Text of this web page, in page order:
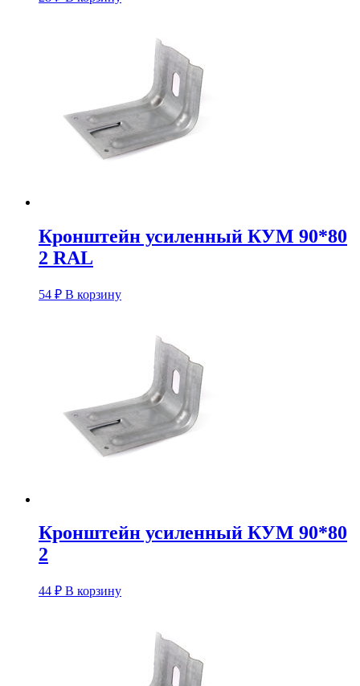
Кронштейн усиленный КУM 90*80
2 RAL
54 ₽ В корзину
Кронштейн усиленный КУM 90*80
2
44 ₽ В корзину